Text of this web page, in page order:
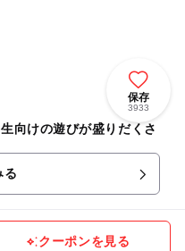
保存
3933
向けの遊びが盛りだくさ
る
クーポンを見る